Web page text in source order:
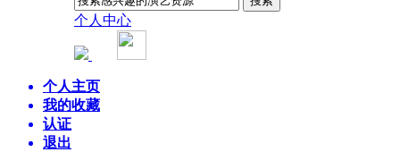
个人中心
个人主页
我的收藏
认证
退出